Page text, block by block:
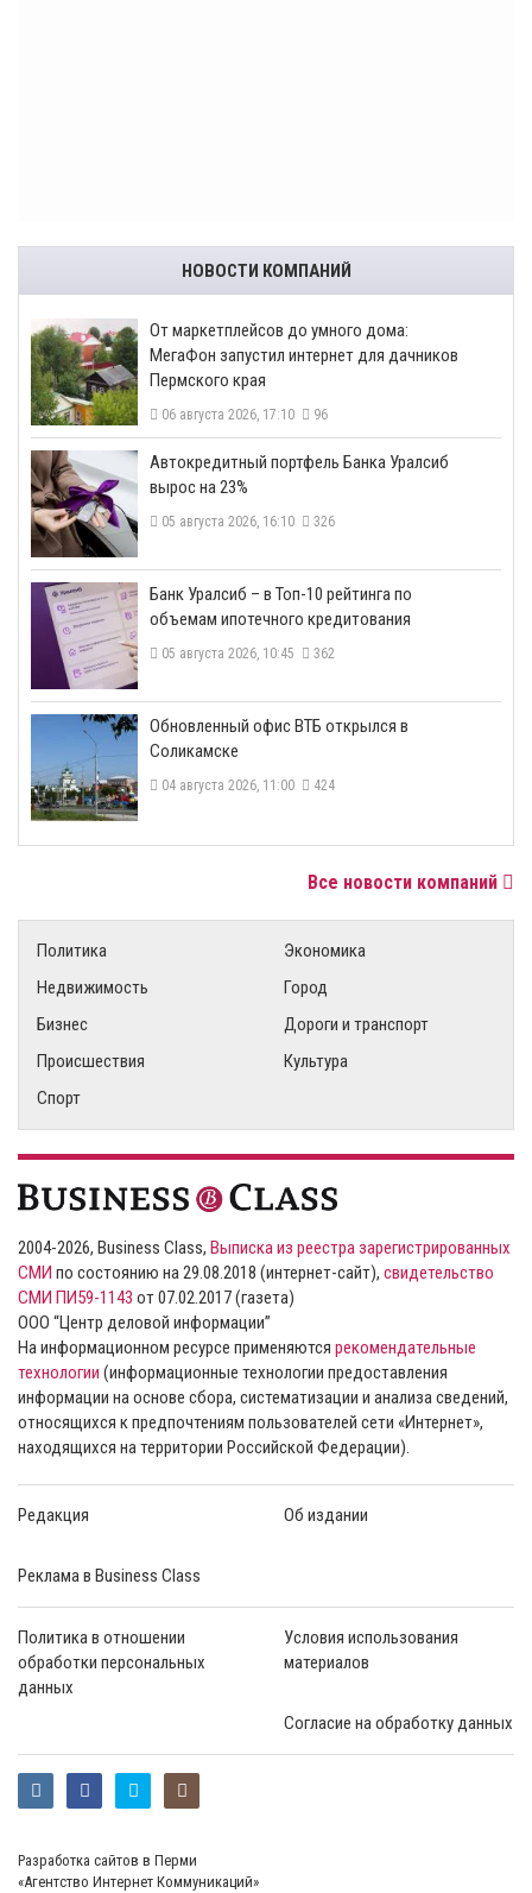
НОВОСТИ КОМПАНИЙ
От маркетплейсов до умного дома:
МегаФон запустил интернет для дачников
Пермского края
06 августа 2026, 17:10 96
​Автокредитный портфель Банка Уралсиб
вырос на 23%
05 августа 2026, 16:10 326
​Банк Уралсиб – в Топ-10 рейтинга по
объемам ипотечного кредитования
05 августа 2026, 10:45 362
​Обновленный офис ВТБ открылся в
Соликамске
04 августа 2026, 11:00 424
Все новости компаний
Политика
Экономика
Недвижимость
Город
Бизнес
Дороги и транспорт
Происшествия
Культура
Спорт
2004-2026, Business Class, Выписка из реестра зарегистрированных
СМИ по состоянию на 29.08.2018 (интернет-сайт), свидетельство
СМИ ПИ59-1143 от 07.02.2017 (газета)
ООО “Центр деловой информации”
На информационном ресурсе применяются рекомендательные
технологии (информационные технологии предоставления
информации на основе сбора, систематизации и анализа сведений,
относящихся к предпочтениям пользователей сети «Интернет»,
находящихся на территории Российской Федерации).
Редакция Об издании
Реклама в Business Class
Политика в отношении
обработки персональных
данных
Условия использования
материалов
Согласие на обработку данных
Разработка сайтов в Перми
«Агентство Интернет Коммуникаций»